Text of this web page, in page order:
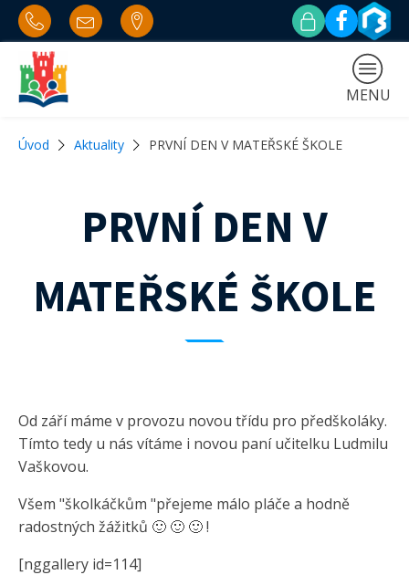
MENU
Úvod Aktuality PRVNÍ DEN V MATEŘSKÉ ŠKOLE
PRVNÍ DEN V
MATEŘSKÉ ŠKOLE
Od září máme v provozu novou třídu pro předškoláky.
Tímto tedy u nás vítáme i novou paní učitelku Ludmilu
Vaškovou.
Všem "školkáčkům "přejeme málo pláče a hodně
radostných žážitků 🙂 🙂 🙂 !
[nggallery id=114]